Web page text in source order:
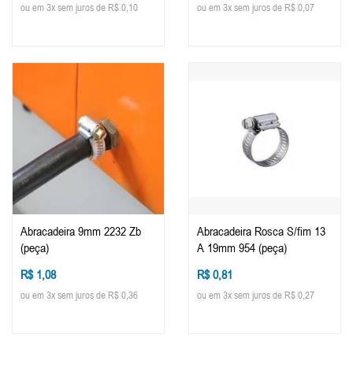
ou em 3x sem juros de R$ 0,10 ou em 3x sem juros de R$ 0,07
Abracadeira 9mm 2232 Zb
(peça)
R$ 1,08
ou em 3x sem juros de R$ 0,36
Abracadeira Rosca S/fim 13
A 19mm 954 (peça)
R$ 0,81
ou em 3x sem juros de R$ 0,27